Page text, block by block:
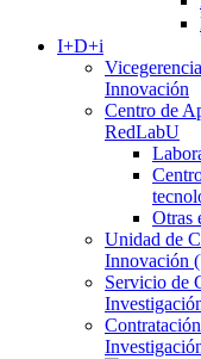
I+D+i
Innovación
Centro de
RedLabU
Otras
Unidad de
Innovación
Servicio de